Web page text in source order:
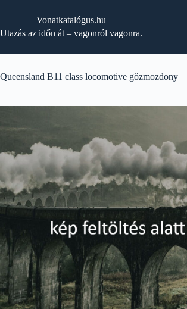
Vonatkatalógus.hu
Utazás az időn át – vagonról vagonra.
Queensland B11 class locomotive gőzmozdony